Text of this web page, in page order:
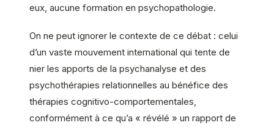
eux, aucune formation en psychopathologie.
On ne peut ignorer le contexte de ce débat : celui
d’un vaste mouvement international qui tente de
nier les apports de la psychanalyse et des
psychothérapies relationnelles au bénéfice des
thérapies cognitivo-comportementales,
conformément à ce qu’a « révélé » un rapport de